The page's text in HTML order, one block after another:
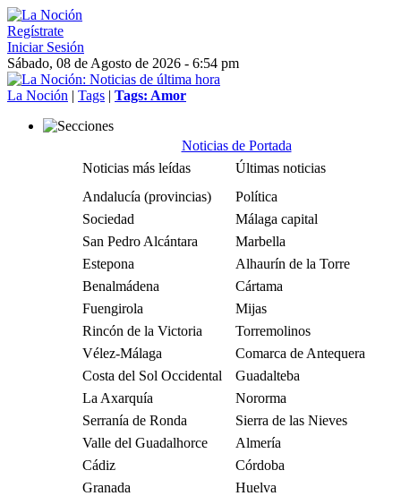
Regístrate
Iniciar Sesión
Sábado, 08 de Agosto de 2026 - 6:54 pm
La Noción | Tags | Tags: Amor
Noticias de Portada
Noticias más leídas
Últimas noticias
Andalucía (provincias)
Política
Sociedad
Málaga capital
San Pedro Alcántara
Marbella
Estepona
Alhaurín de la Torre
Benalmádena
Cártama
Fuengirola
Mijas
Rincón de la Victoria
Torremolinos
Vélez-Málaga
Comarca de Antequera
Costa del Sol Occidental
Guadalteba
La Axarquía
Nororma
Serranía de Ronda
Sierra de las Nieves
Valle del Guadalhorce
Almería
Cádiz
Córdoba
Granada
Huelva